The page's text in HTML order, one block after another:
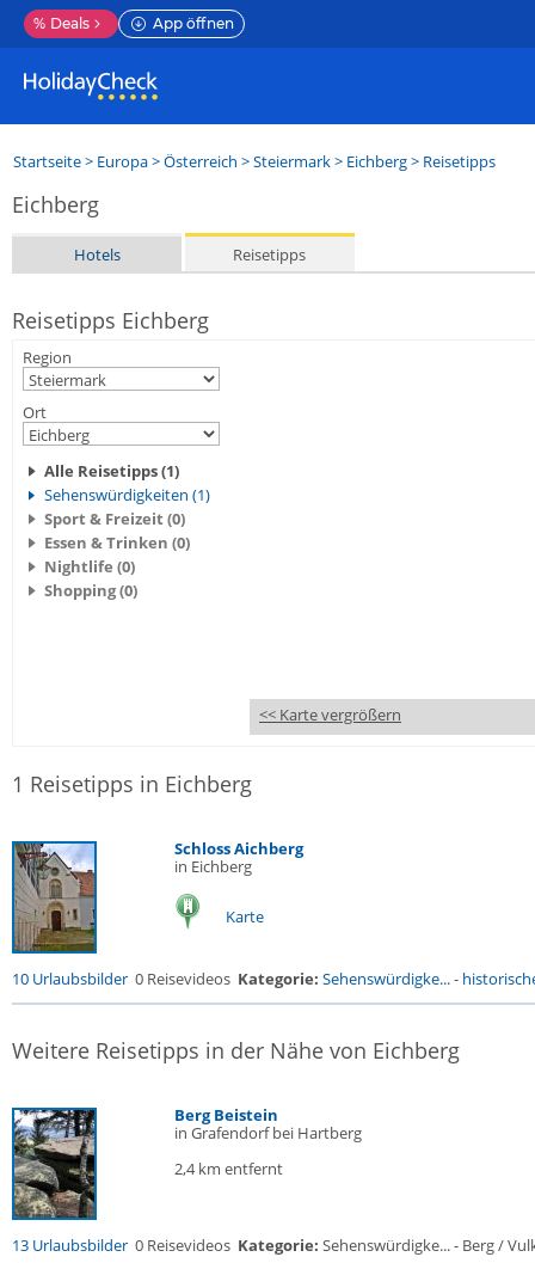
% Deals App öffnen
Startseite> Europa>Österreich >Steiermark> Eichberg> Reisetipps
Eichberg
Hotels Reisetipps
Reisetipps Eichberg
Region
Ort
Alle Reisetipps (1)
Sehenswürdigkeiten (1)
Sport & Freizeit (0)
Essen & Trinken (0)
Nightlife (0)
Shopping (0)
<< Karte vergrößern
1 Reisetipps in Eichberg
Schloss Aichberg
in Eichberg
Karte
10 Urlaubsbilder 0 Reisevideos Kategorie: Sehenswürdigke...-
Weitere Reisetipps in der Nähe von Eichberg
Berg Beistein
in Grafendorf bei Hartberg
2,4 km entfernt
13 Urlaubsbilder 0 Reisevideos Kategorie: Sehenswürdigke... - Berg /